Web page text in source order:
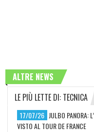
ALTRE NEWS
LE PIÙ LETTE DI: TECNICA
17/07/26 JULBO PANORA:
VISTO AL TOUR DE FRANCE